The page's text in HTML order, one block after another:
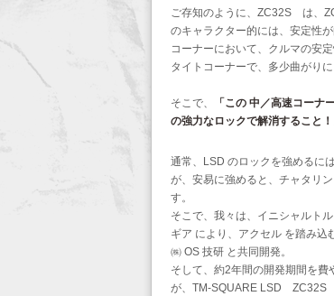
ご存知のように、ZC32S は、
のキャラクター的には、安定性
コーナーにおいて、クルマの安
タイトコーナーで、多少曲がりに
そこで、
「この 中／高速コー
の強力なロックで解消すること！
通常、LSD のロックを強めるに
が、安易に強めると、チャタリ
す。
そこで、我々は、イニシャルト
ギア により、アクセル を踏み
㈱ OS 技研 と共同開発。
そして、約2年間の開発期間を
が、TM-SQUARE LSD ZC32S